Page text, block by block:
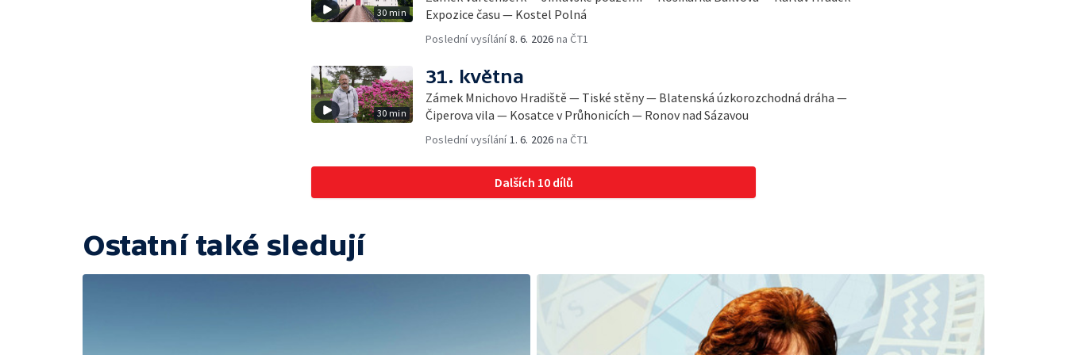
30 min
Expozice času — Kostel Polná
Poslední vysílání8. 6. 2026 na ČT1
30 min
31. května
Zámek Mnichovo Hradiště — Tiské stěny — Blatenská úzkorozchodná dráha —
Čiperova vila — Kosatce v Průhonicích — Ronov nad Sázavou
Poslední vysílání1. 6. 2026 na ČT1
Dalších 10 dílů
Ostatní také sledují